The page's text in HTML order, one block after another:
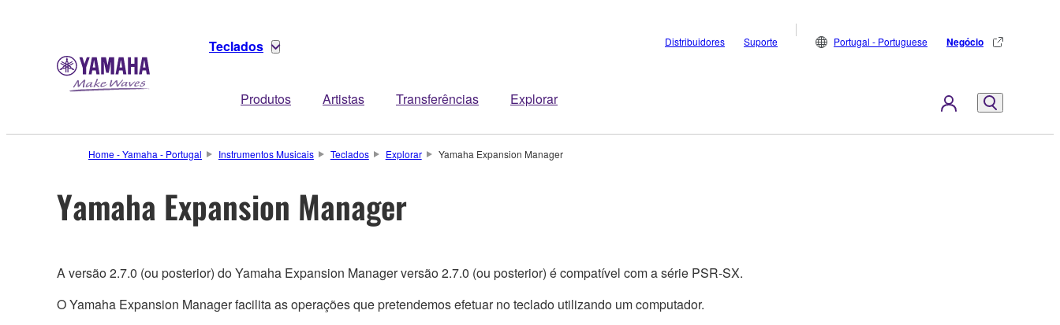
Teclados
Produtos Artistas Transferências Explorar
Distribuidores Suporte Portugal - Portuguese Negócio
Home - Yamaha - Portugal Instrumentos Musicais Teclados Explorar Yamaha Expansion Manager
Yamaha Expansion Manager
A versão 2.7.0 (ou posterior) do Yamaha Expansion Manager versão 2.7.0 (ou posterior) é compatível com a série PSR-SX.
O Yamaha Expansion Manager facilita as operações que pretendemos efetuar no teclado utilizando um computador.